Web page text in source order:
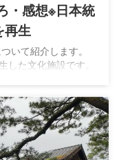
・感想※日本統
再生
いて紹介します。
た文化施設です。